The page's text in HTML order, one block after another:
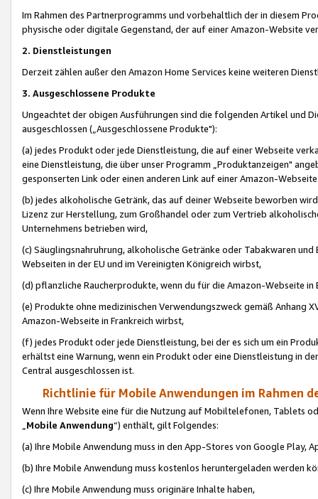
Im Rahmen des Partnerprogramms und vorbehaltlich der in diesem
physische oder digitale Gegenstand, der auf einer Amazon-Website
2. Dienstleistungen
Derzeit zählen außer den Amazon Home Services keine weiteren
3. Ausgeschlossene Produkte
Ungeachtet der obigen Ausführungen sind die folgenden Artikel und
ausgeschlossen („Ausgeschlossene Produkte"):
(a) jedes Produkt oder jede Dienstleistung, die auf einer Webseite
eine Dienstleistung, die über unser Programm „Produktanzeigen"
gesponserten Link oder einen anderen Link auf einer Amazon-
(b) jedes alkoholische Getränk, das auf deiner Webseite beworben
Lizenz zur Herstellung, zum Großhandel oder zum Vertrieb
Unternehmens betrieben wird,
(c) Säuglingsnahruhrung, alkoholische Getränke oder Tabakwaren
Webseiten in der EU und im Vereinigten Königreich wirbst,
(d) pflanzliche Raucherprodukte, wenn du für die Amazon-Webseite in
(e) Produkte ohne medizinischen Verwendungszweck gemäß Anhang
Amazon-Webseite in Frankreich wirbst,
(f) jedes Produkt oder jede Dienstleistung, bei der es sich um ein
erhältst eine Warnung, wenn ein Produkt oder eine Dienstleistung in
Central ausgeschlossen ist.
Richtlinie für Mobile Anwendungen im Rahmen
Wenn Ihre Website eine für die Nutzung auf Mobiltelefonen, Tablets
„Mobile Anwendung“) enthält, gilt Folgendes:
(a) Ihre Mobile Anwendung muss in den App-Stores von Google Play,
(b) Ihre Mobile Anwendung muss kostenlos heruntergeladen werden
(c) Ihre Mobile Anwendung muss originäre Inhalte haben,